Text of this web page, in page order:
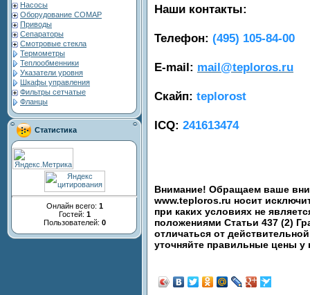
Насосы
Оборудование COMAP
Приводы
Сепараторы
Смотровые стекла
Термометры
Теплообменники
Указатели уровня
Шкафы управления
Фильтры сетчатые
Фланцы
Статистика
Онлайн всего: 1
Гостей: 1
Пользователей: 0
Наши контакты:
Телефон: (495) 105-84-00
E-mail: mail@teploros.ru
Скайп: teplorost
ICQ: 241613474
Внимание! Обращаем ваше
www.teploros.ru носит
при каких условиях не
положениями Статьи 437 (2)
отличаться от
уточняйте правильные цены